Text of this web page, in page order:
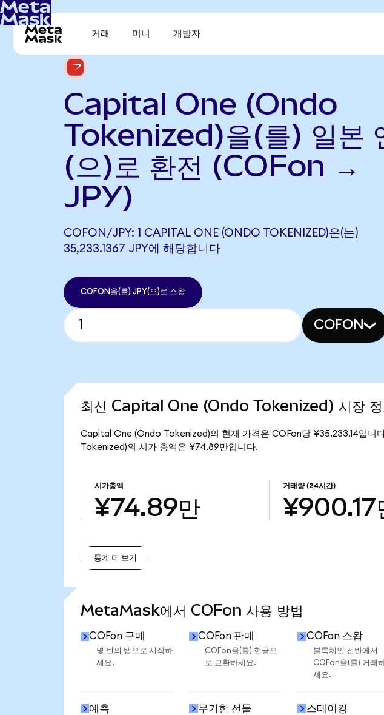
거래 머니 개발자
Capital One (Ondo
Tokenized)을(를) 일본
(으)로 환전 (COFon →
JPY)
COFON/JPY: 1 CAPITAL ONE (ONDO TOKENIZED)은(는)
35,233.1367 JPY에 해당합니다
COFON을(를) JPY(으)로 스왑
COFON
최신 Capital One (Ondo Tokenized) 시장 정
Capital One (Ondo Tokenized)의 현재 가격은 COFon당 ¥35,233.14입니
Tokenized)의 시가 총액은 ¥74.89만입니다.
시가총액
¥74.89만
거래량 (24시간)
¥900.17
통계 더 보기
MetaMask에서 COFon 사용 방법
COFon 구매
몇 번의 탭으로 시작하
세요.
COFon 판매
COFon을(를) 현금으
로 교환하세요.
COFon 스왑
블록체인 전반에서
COFon을(를) 거래
세요.
예측 무기한 선물 스테이킹